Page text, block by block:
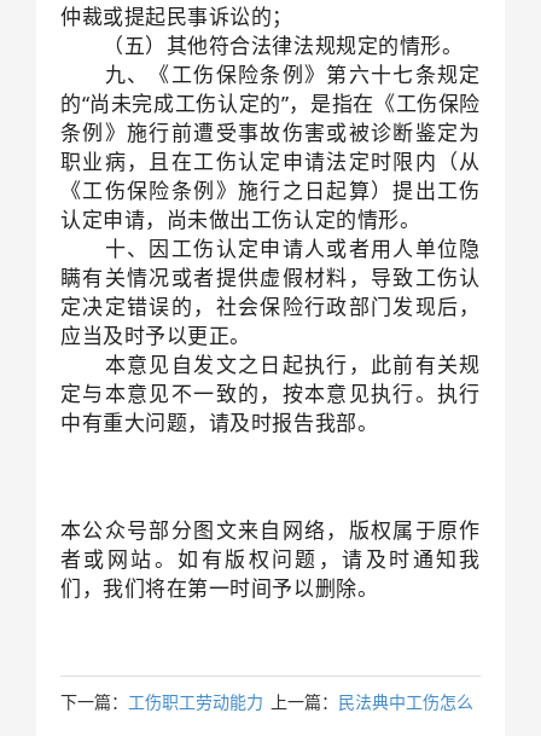
仲裁或提起民事诉讼的；
（五）其他符合法律法规规定的情形。
九、《工伤保险条例》第六十七条规定
的“尚未完成工伤认定的”，是指在《工伤保险
条例》施行前遭受事故伤害或被诊断鉴定为
职业病，且在工伤认定申请法定时限内（从
《工伤保险条例》施行之日起算）提出工伤
认定申请，尚未做出工伤认定的情形。
十、因工伤认定申请人或者用人单位隐
瞒有关情况或者提供虚假材料，导致工伤认
定决定错误的，社会保险行政部门发现后，
应当及时予以更正。
本意见自发文之日起执行，此前有关规
定与本意见不一致的，按本意见执行。执行
中有重大问题，请及时报告我部。
本公众号部分图文来自网络，版权属于原作
者或网站。如有版权问题，请及时通知我
们，我们将在第一时间予以删除。
上一篇： 民法典中工伤怎么
下一篇： 工伤职工劳动能力